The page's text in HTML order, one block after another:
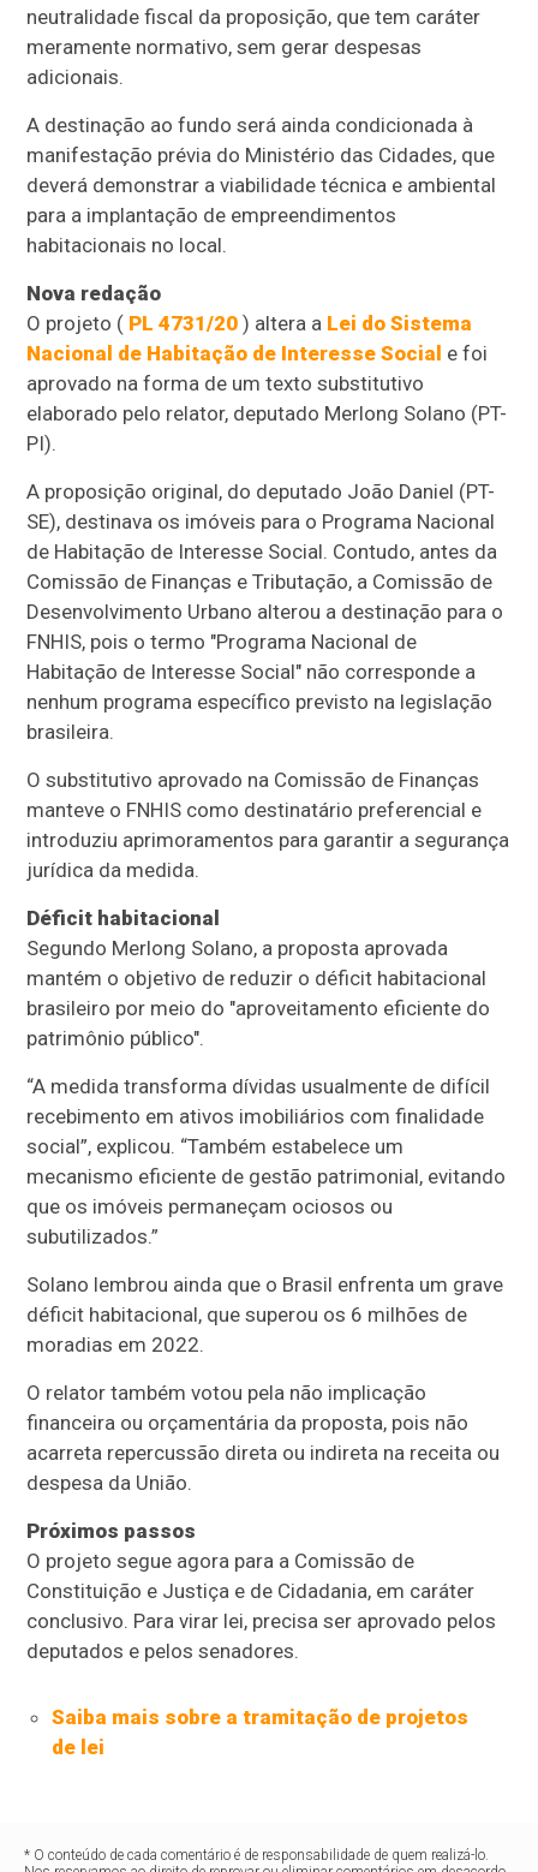
neutralidade fiscal da proposição, que tem caráter
meramente normativo, sem gerar despesas
adicionais.
A destinação ao fundo será ainda condicionada à
manifestação prévia do Ministério das Cidades, que
deverá demonstrar a viabilidade técnica e ambiental
para a implantação de empreendimentos
habitacionais no local.
Nova redação
O projeto ( PL 4731/20 ) altera a Lei do Sistema
Nacional de Habitação de Interesse Social e foi
aprovado na forma de um textosubstitutivo
elaborado pelo relator, deputado Merlong Solano (PT-
PI).
A proposição original, do deputado João Daniel (PT-
SE), destinava os imóveis para o Programa Nacional
de Habitação de Interesse Social. Contudo, antes da
Comissão de Finanças e Tributação, a Comissão de
Desenvolvimento Urbano alterou a destinação para o
FNHIS, pois o termo "Programa Nacional de
Habitação de Interesse Social" não corresponde a
nenhum programa específico previsto na legislação
brasileira.
O substitutivo aprovado na Comissão de Finanças
manteve o FNHIS como destinatário preferencial e
introduziu aprimoramentos para garantir a segurança
jurídica da medida.
Déficit habitacional
Segundo Merlong Solano, a proposta aprovada
mantém o objetivo de reduzir o déficit habitacional
brasileiro por meio do "aproveitamento eficiente do
patrimônio público".
“A medida transforma dívidas usualmente de difícil
recebimento em ativos imobiliários com finalidade
social”, explicou. “Também estabelece um
mecanismo eficiente de gestão patrimonial, evitando
que os imóveis permaneçam ociosos ou
subutilizados.”
Solano lembrou ainda que o Brasil enfrenta um grave
déficit habitacional, que superou os 6 milhões de
moradias em 2022.
O relator também votou pela não implicação
financeira ou orçamentária da proposta, pois não
acarreta repercussão direta ou indireta na receita ou
despesa da União.
Próximos passos
O projeto segue agora para a Comissão de
Constituição e Justiça e de Cidadania, em caráter
conclusivo. Para virar lei, precisa ser aprovado pelos
deputados e pelos senadores.
Saiba mais sobre a tramitação de projetos
de lei
* O conteúdo de cada comentário é de responsabilidade de quem realizá-lo.